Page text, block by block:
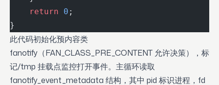
    return
0 ;
}
此代码初始化预内容类
fanotify（FAN_CLASS_PRE_CONTENT 允许决策），标
记/tmp 挂载点监控打开事件。主循环读取
fanotify_event_metadata 结构，其中 pid 标识进程，fd